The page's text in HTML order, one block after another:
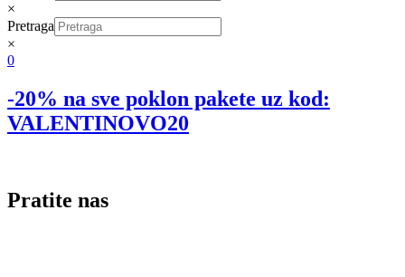
×
Pretraga
×
0
-20% na sve poklon pakete uz kod:
VALENTINOVO20
Pratite nas